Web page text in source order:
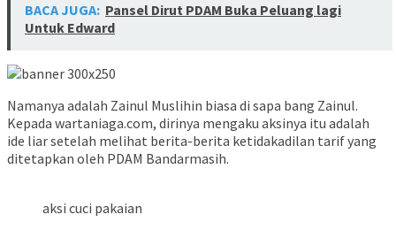
BACA JUGA: Pansel Dirut PDAM Buka Peluang lagi
Untuk Edward
Namanya adalah Zainul Muslihin biasa di sapa bang Zainul.
Kepada wartaniaga.com, dirinya mengaku aksinya itu adalah
ide liar setelah melihat berita-berita ketidakadilan tarif yang
ditetapkan oleh PDAM Bandarmasih.
aksi cuci pakaian